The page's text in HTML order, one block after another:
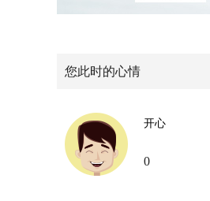
您此时的心情
开心
0